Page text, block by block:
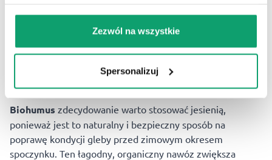
Zezwól na wszystkie
Spersonalizuj
regeneracji po intensywnym sezonie, bez konieczności
uzupełniania ubytków. Oba rozwiązania wspierają zdrowy
Czy warto stosować
biohumus jesienią?
Biohumus zdecydowanie warto stosować jesienią,
ponieważ jest to naturalny i bezpieczny sposób na
poprawę kondycji gleby przed zimowym okresem
spoczynku. Ten łagodny, organiczny nawóz zwiększa